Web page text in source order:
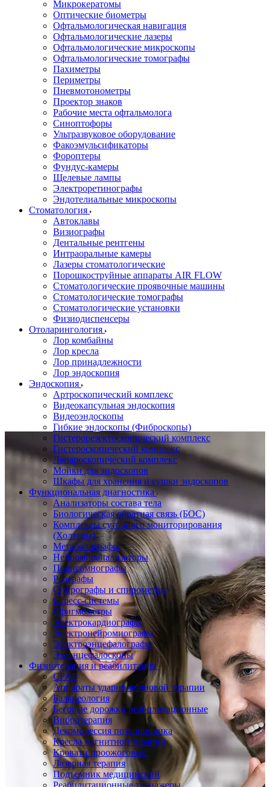
Микрокератомы
Оптические биометры
Офтальмологическая навигация
Офтальмологические лазеры
Офтальмологические микроскопы
Офтальмологические томографы
Пахиметры
Периметры
Пневмотонометры
Проектор знаков
Рабочие места офтальмолога
Синоптофоры
Ультразвуковое оборудование
Факоэмульсификаторы
Фороптеры
Фундус-камеры
Щелевые лампы
Электроретинографы
Эндотелиальные микроскопы
Стоматология
Автоклавы
Визиографы
Дентальные рентгены
Интраоральные камеры
Лазеры стоматологические
Порошкоструйные аппараты AIR FLOW
Стоматологические проявочные машины
Стоматологические томографы
Стоматологические установки
Физиодиспенсеры
Отоларингология
Лор комбайны
Лор кресла
Лор принадлежности
Лор эндоскопия
Эндоскопия
Артроскопический комплекс
Видеокапсульная эндоскопия
Видеоэндоскопы
Гибкие эндоскопы (Фиброcкопы)
Гистерорезектоскопический комплекс
Гистероскопический комплекс
Лапароскопический комплекс
Мойки для эндоскопов
Шкафы для хранения и сушки эндоскопов
Функциональная диагностика
Анализаторы состава тела
Биологическая обратная связь (БОС)
Комплексы суточного мониторирования
(Холтеры)
Метаболографы
Нейромиоанализаторы
Полисомнографы
Реографы
Спирографы и спирометры
Стресс-системы
Сфигмометры
Электрокардиографы
Электронейромиографы
Электроэнцефалографы
Эхоэнцефалоскопы
Физиотерапия и реабилитация
CPAP
Аппараты ударно-волновой терапии
Бальнеология
Беговые дорожки реабилитационные
Вибротерапия
Декомпрессия позвоночника
Кресла магнитной терапии
Кровати проожоговые
Лазерная терапия
Подъемник медицинский
Реабилитационные тренажеры